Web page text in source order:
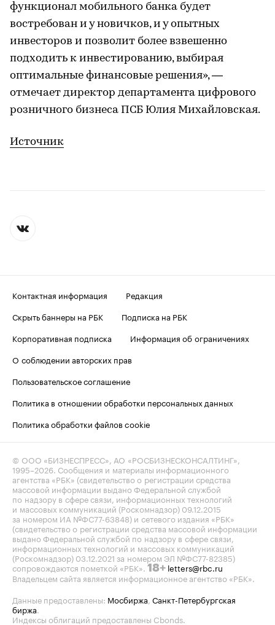
функционал мобильного банка будет
востребован и у новичков, и у опытных
инвесторов и позволит более взвешенно
подходить к инвестированию, выбирая
оптимальные финансовые решения», —
отмечает директор департамента цифрового
розничного бизнеса ПСБ Юлия Михайловская.
Источник
Контактная информация
Редакция
Скрыть баннеры на РБК
Подписка на РБК
Корпоративная подписка
Информация об ограничениях
О соблюдении авторских прав
Пользовательское соглашение
Политика в отношении обработки персональных данных
Политика обработки файлов cookie
© ООО «БИЗНЕСПРЕСС», АО «РОСБИЗНЕСКОНСАЛТИНГ»,
1995–2026. Сообщения и материалы информационного
агентства «РБК» (свидетельство о регистрации средства
массовой информации выдано Федеральной службой
по надзору в сфере связи, информационных технологий
и массовых коммуникаций (Роскомнадзор) 09.12.2015
за номером ИА №ФС77-63848) и сетевого издания «РБК»
(свидетельство о регистрации средства массовой информации
выдано Федеральной службой по надзору в сфере связи,
информационных технологий и массовых коммуникаций
(Роскомнадзор) 03.12.2021 за номером ЭЛ №ФС77-82385)
сопровождаются пометкой «РБК». 18+ letters@rbc.ru
Владельцем сайта является информационное агентство «РБК».
Данные предоставлены: Мосбиржа, Санкт-Петербургская
биржа.
Индексы облигаций предоставлены Cbonds.